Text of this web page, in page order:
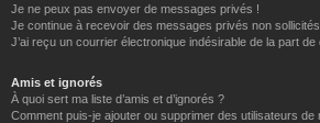
Je ne peux pas envoyer de messages privés !
Je continue à recevoir des messages privés non
J’ai reçu un courrier électronique indésirable de la part de
Amis et ignorés
À quoi sert ma liste d’amis et d’ignorés ?
Comment puis-je ajouter ou supprimer des utilisateurs de